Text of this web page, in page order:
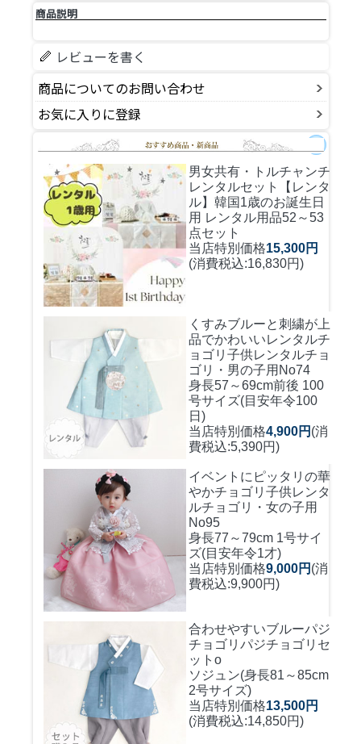
商品説明
レビューを書く
商品についてのお問い合わせ
お気に入りに登録
男女共有・トルチャンチ
レンタルセット
【レンタ
ル】韓国1歳のお誕生日
用 レンタル用品52～53
点セット
当店特別価格15,300円
(消費税込:16,830円)
くすみブルーと刺繍が上
品でかわいいレンタルチ
ョゴリ 子供レンタルチョ
ゴリ・男の子用No74
身長57～69cm前後 100
号サイズ(目安年令100
日)
当店特別価格4,900円 (消
費税込:5,390円)
イベントにピッタリの華
やかチョゴリ 子供レンタ
ルチョゴリ・女の子用
No95
身長77～79cm 1号サイ
ズ(目安年令1才)
当店特別価格9,000円 (消
費税込:9,900円)
合わせやすいブルーパジ
チョゴリ パジチョゴリセ
ットo
ソジュン(身長81～85cm
2号サイズ)
当店特別価格13,500円
(消費税込:14,850円)